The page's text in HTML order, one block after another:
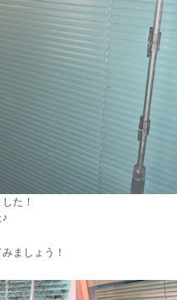
た！
ましょう！